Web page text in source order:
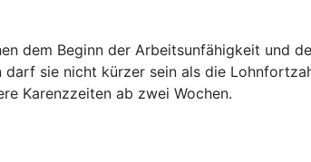
dem Beginn der Arbeitsunfähigkeit und
sie nicht kürzer sein als die
Karenzzeiten ab zwei Wochen.